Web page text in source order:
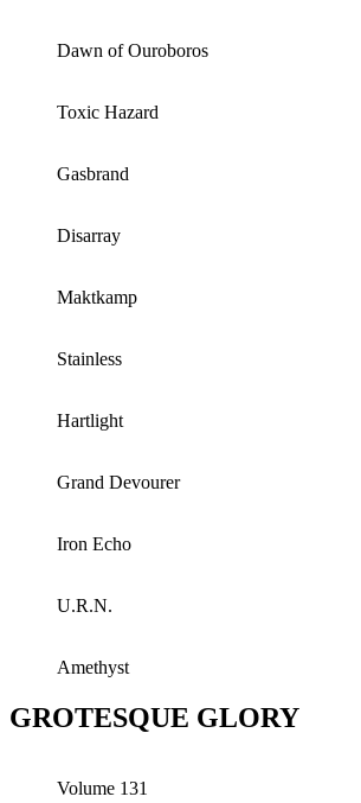
Dawn of Ouroboros
Toxic Hazard
Gasbrand
Disarray
Maktkamp
Stainless
Hartlight
Grand Devourer
Iron Echo
U.R.N.
Amethyst
GROTESQUE GLORY
Volume 131